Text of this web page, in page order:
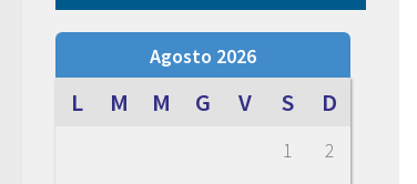
Agosto 2026
L M M G V S D
1
2